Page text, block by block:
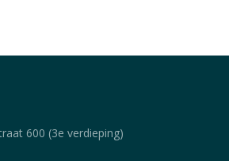
600 (3e verdieping)